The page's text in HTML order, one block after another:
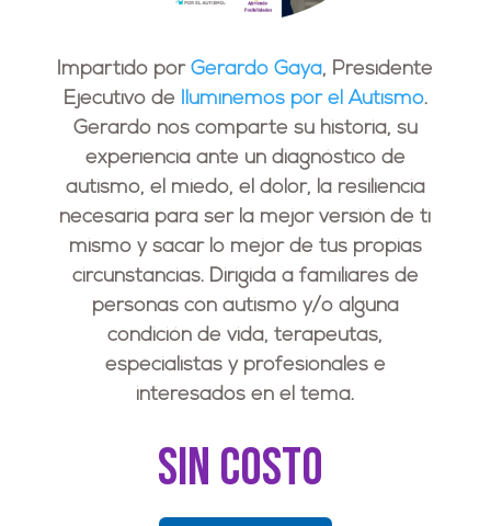
Impartido porGerardo Gaya, Presidente
Ejecutivo de
Iluminemos por el Autismo.
Gerardo nos comparte su historia, su
experiencia ante un diagnóstico de
autismo, el miedo, el dolor, la resiliencia
necesaria para ser la mejor versión de ti
mismo y sacar lo mejor de tus propias
circunstancias. Dirigida a familiares de
personas con autismo y/o alguna
condición de vida, terapeutas,
especialistas y profesionales e
interesados en el tema.
Sin costo